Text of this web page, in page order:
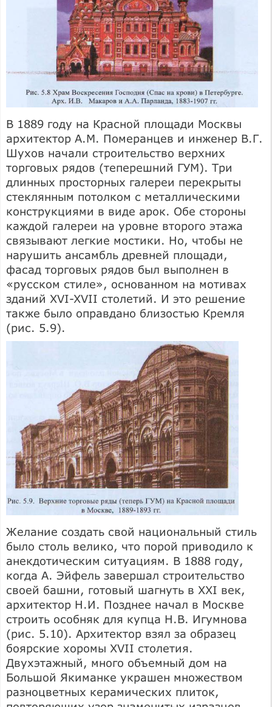
В 1889 году на Красной площади Москвы
архитектор А.М. Померанцев и инженер В.Г.
Шухов начали строительство верхних
торговых рядов (теперешний ГУМ). Три
длинных просторных галереи перекрыты
стеклянным потолком с металлическими
конструкциями в виде арок. Обе стороны
каждой галереи на уровне второго этажа
связывают легкие мостики. Но, чтобы не
нарушить ансамбль древней площади,
фасад торговых рядов был выполнен в
«русском стиле», основанном на мотивах
зданий XVI-XVII столетий. И это решение
также было оправдано близостью Кремля
(рис. 5.9).
Желание создать свой национальный стиль
было столь велико, что порой приводило к
анекдотическим ситуациям. В 1888 году,
когда А. Эйфель завершал строительство
своей башни, готовый шагнуть в XXI век,
архитектор Н.И. Позднее начал в Москве
строить особняк для купца Н.В. Игумнова
(рис. 5.10). Архитектор взял за образец
боярские хоромы XVII столетия.
Двухэтажный, много объемный дом на
Большой Якиманке украшен множеством
разноцветных керамических плиток,